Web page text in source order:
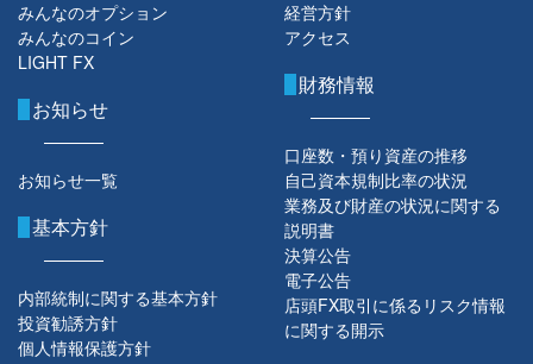
みんなのオプション
みんなのコイン
LIGHT FX
お知らせ
お知らせ一覧
経営方針
アクセス
財務情報
口座数・預り資産の推移
自己資本規制比率の状況
業務及び財産の状況に関する
説明書
決算公告
電子公告
店頭FX取引に係るリスク情報
に関する開示
基本方針
内部統制に関する基本方針
投資勧誘方針
個人情報保護方針